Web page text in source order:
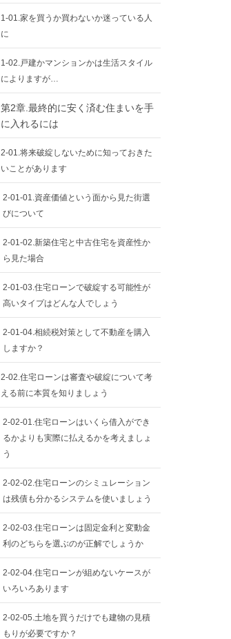
1-01.家を買うか買わないか迷っている人
に
1-02.戸建かマンションかは生活スタイル
によりますが…
第2章.最終的に安く済む住まいを手
に入れるには
2-01.将来破綻しないために知っておきた
いことがあります
2-01-01.資産価値という面から見た街選
びについて
2-01-02.新築住宅と中古住宅を資産性か
ら見た場合
2-01-03.住宅ローンで破綻する可能性が
高いタイプはどんな人でしょう
2-01-04.相続税対策として不動産を購入
しますか？
2-02.住宅ローンは審査や破綻について考
える前に本質を知りましょう
2-02-01.住宅ローンはいくら借入ができ
るかよりも実際に払えるかを考えましょ
う
2-02-02.住宅ローンのシミュレーション
は残債も分かるシステムを使いましょう
2-02-03.住宅ローンは固定金利と変動金
利のどちらを選ぶのが正解でしょうか
2-02-04.住宅ローンが組めないケースが
いろいろあります
2-02-05.土地を買うだけでも建物の見積
もりが必要ですか？